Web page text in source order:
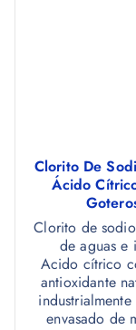
Clorito De
Ácido
Clorito de
de aguas e
Acido cítrico
antioxidante
envasado de